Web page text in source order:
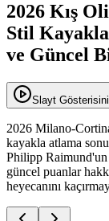
2026 Kış
Stil
ve Güncel
Slayt
2026 Milano-
kayakla atlama
Philipp Raimund'un
güncel puanlar
heyecanını